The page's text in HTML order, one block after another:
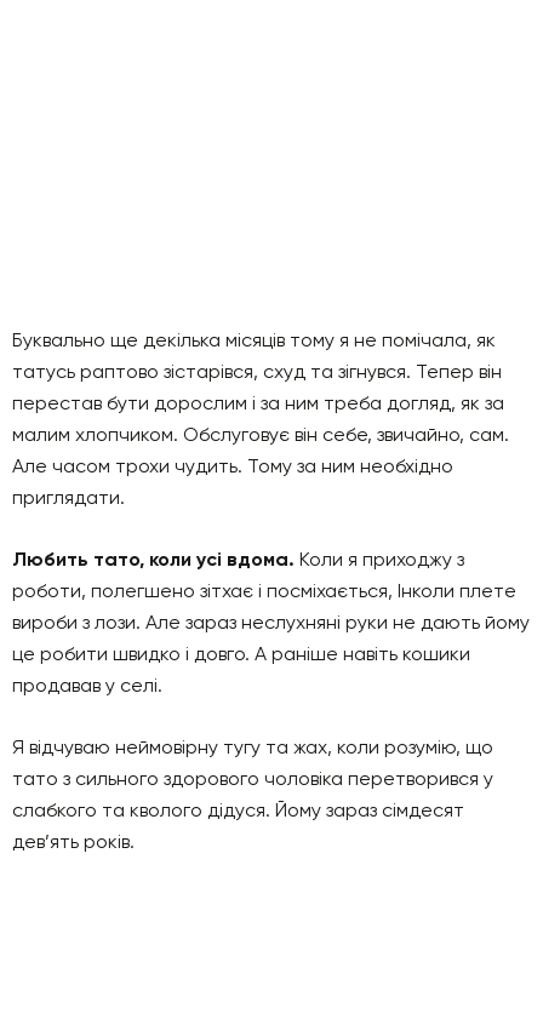
Буквально ще декілька місяців тому я не помічала, як
татусь раптово зістарівся, схуд та зігнувся. Тепер він
перестав бути дорослим і за ним треба догляд, як за
малим хлопчиком. Обслуговує він себе, звичайно, сам.
Але часом трохи чудить. Тому за ним необхідно
приглядати.
Любить тато, коли усі вдома. Коли я приходжу з
роботи, полегшено зітхає і посміхається, Інколи плете
вироби з лози. Але зараз неслухняні руки не дають йому
це робити швидко і довго. А раніше навіть кошики
продавав у селі.
Я відчуваю неймовірну тугу та жах, коли розумію, що
тато з сильного здорового чоловіка перетворився у
слабкого та кволого дідуся. Йому зараз сімдесят
дев’ять років.